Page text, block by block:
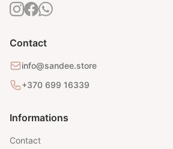
Contact
info@sandee.store
+370 699 16339
Informations
Contact